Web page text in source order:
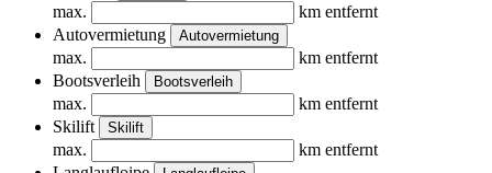
max.
km entfernt
Autovermietung
Autovermietung
max.
km entfernt
Bootsverleih
Bootsverleih
max.
km entfernt
Skilift
Skilift
max.
km entfernt